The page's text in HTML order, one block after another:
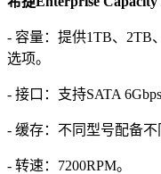
- 容量：提供1TB、2TB
选项。
- 接口：支持SATA
- 缓存：不同型号配备不
- 转速：7200RPM。